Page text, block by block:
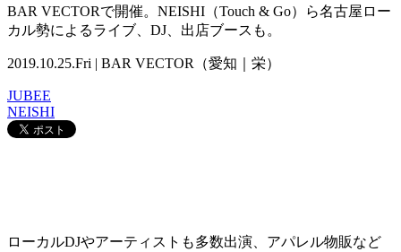
BAR VECTORで開催。NEISHI（Touch & Go）ら名古屋ロー
カル勢によるライブ、DJ、出店ブースも。
2019.10.25.Fri | BAR VECTOR（愛知｜栄）
JUBEE
NEISHI
ローカルDJやアーティストも多数出演、アパレル物販など